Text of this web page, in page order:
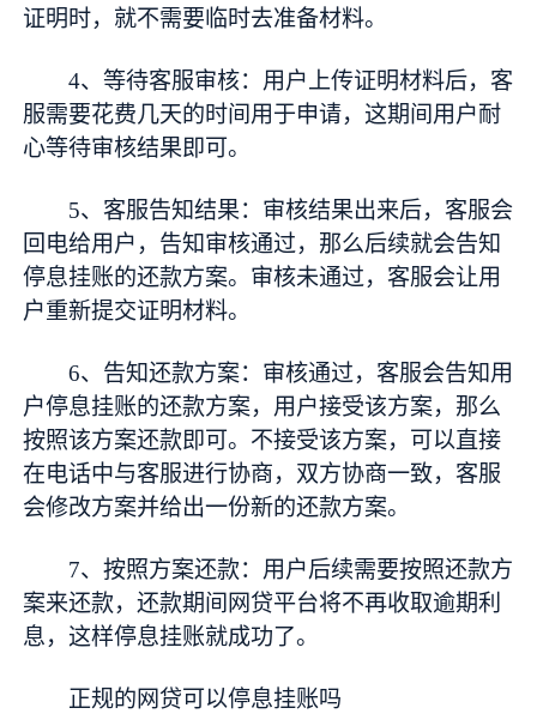
证明时，就不需要临时去准备材料。
4、等待客服审核：用户上传证明材料后，客
服需要花费几天的时间用于申请，这期间用户耐
心等待审核结果即可。
5、客服告知结果：审核结果出来后，客服会
回电给用户，告知审核通过，那么后续就会告知
停息挂账的还款方案。审核未通过，客服会让用
户重新提交证明材料。
6、告知还款方案：审核通过，客服会告知用
户停息挂账的还款方案，用户接受该方案，那么
按照该方案还款即可。不接受该方案，可以直接
在电话中与客服进行协商，双方协商一致，客服
会修改方案并给出一份新的还款方案。
7、按照方案还款：用户后续需要按照还款方
案来还款，还款期间网贷平台将不再收取逾期利
息，这样停息挂账就成功了。
正规的网贷可以停息挂账吗